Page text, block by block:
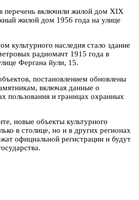
перечень включили жилой дом XIX
жилой дом 1956 года на улице
культурного наследия стало здание
радиомачт 1915 года в
Фергана йули, 15.
постановлением обновлены
включая данные о
пользования и границах охранных
новые объекты культурного
в столице, но и в других регионах
официальной регистрации и будут